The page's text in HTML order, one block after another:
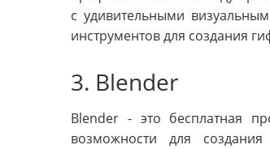
с удивительными
инструментов для создания
3. Blender
Blender - это бесплатная
возможности для